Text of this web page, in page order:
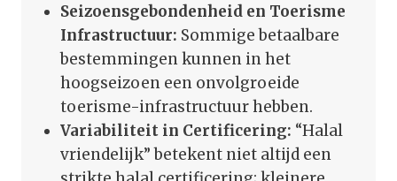
Seizoensgebondenheid en Toerisme
Infrastructuur: Sommige betaalbare
bestemmingen kunnen in het
hoogseizoen een onvolgroeide
toerisme-infrastructuur hebben.
Variabiliteit in Certificering: “Halal
vriendelijk” betekent niet altijd een